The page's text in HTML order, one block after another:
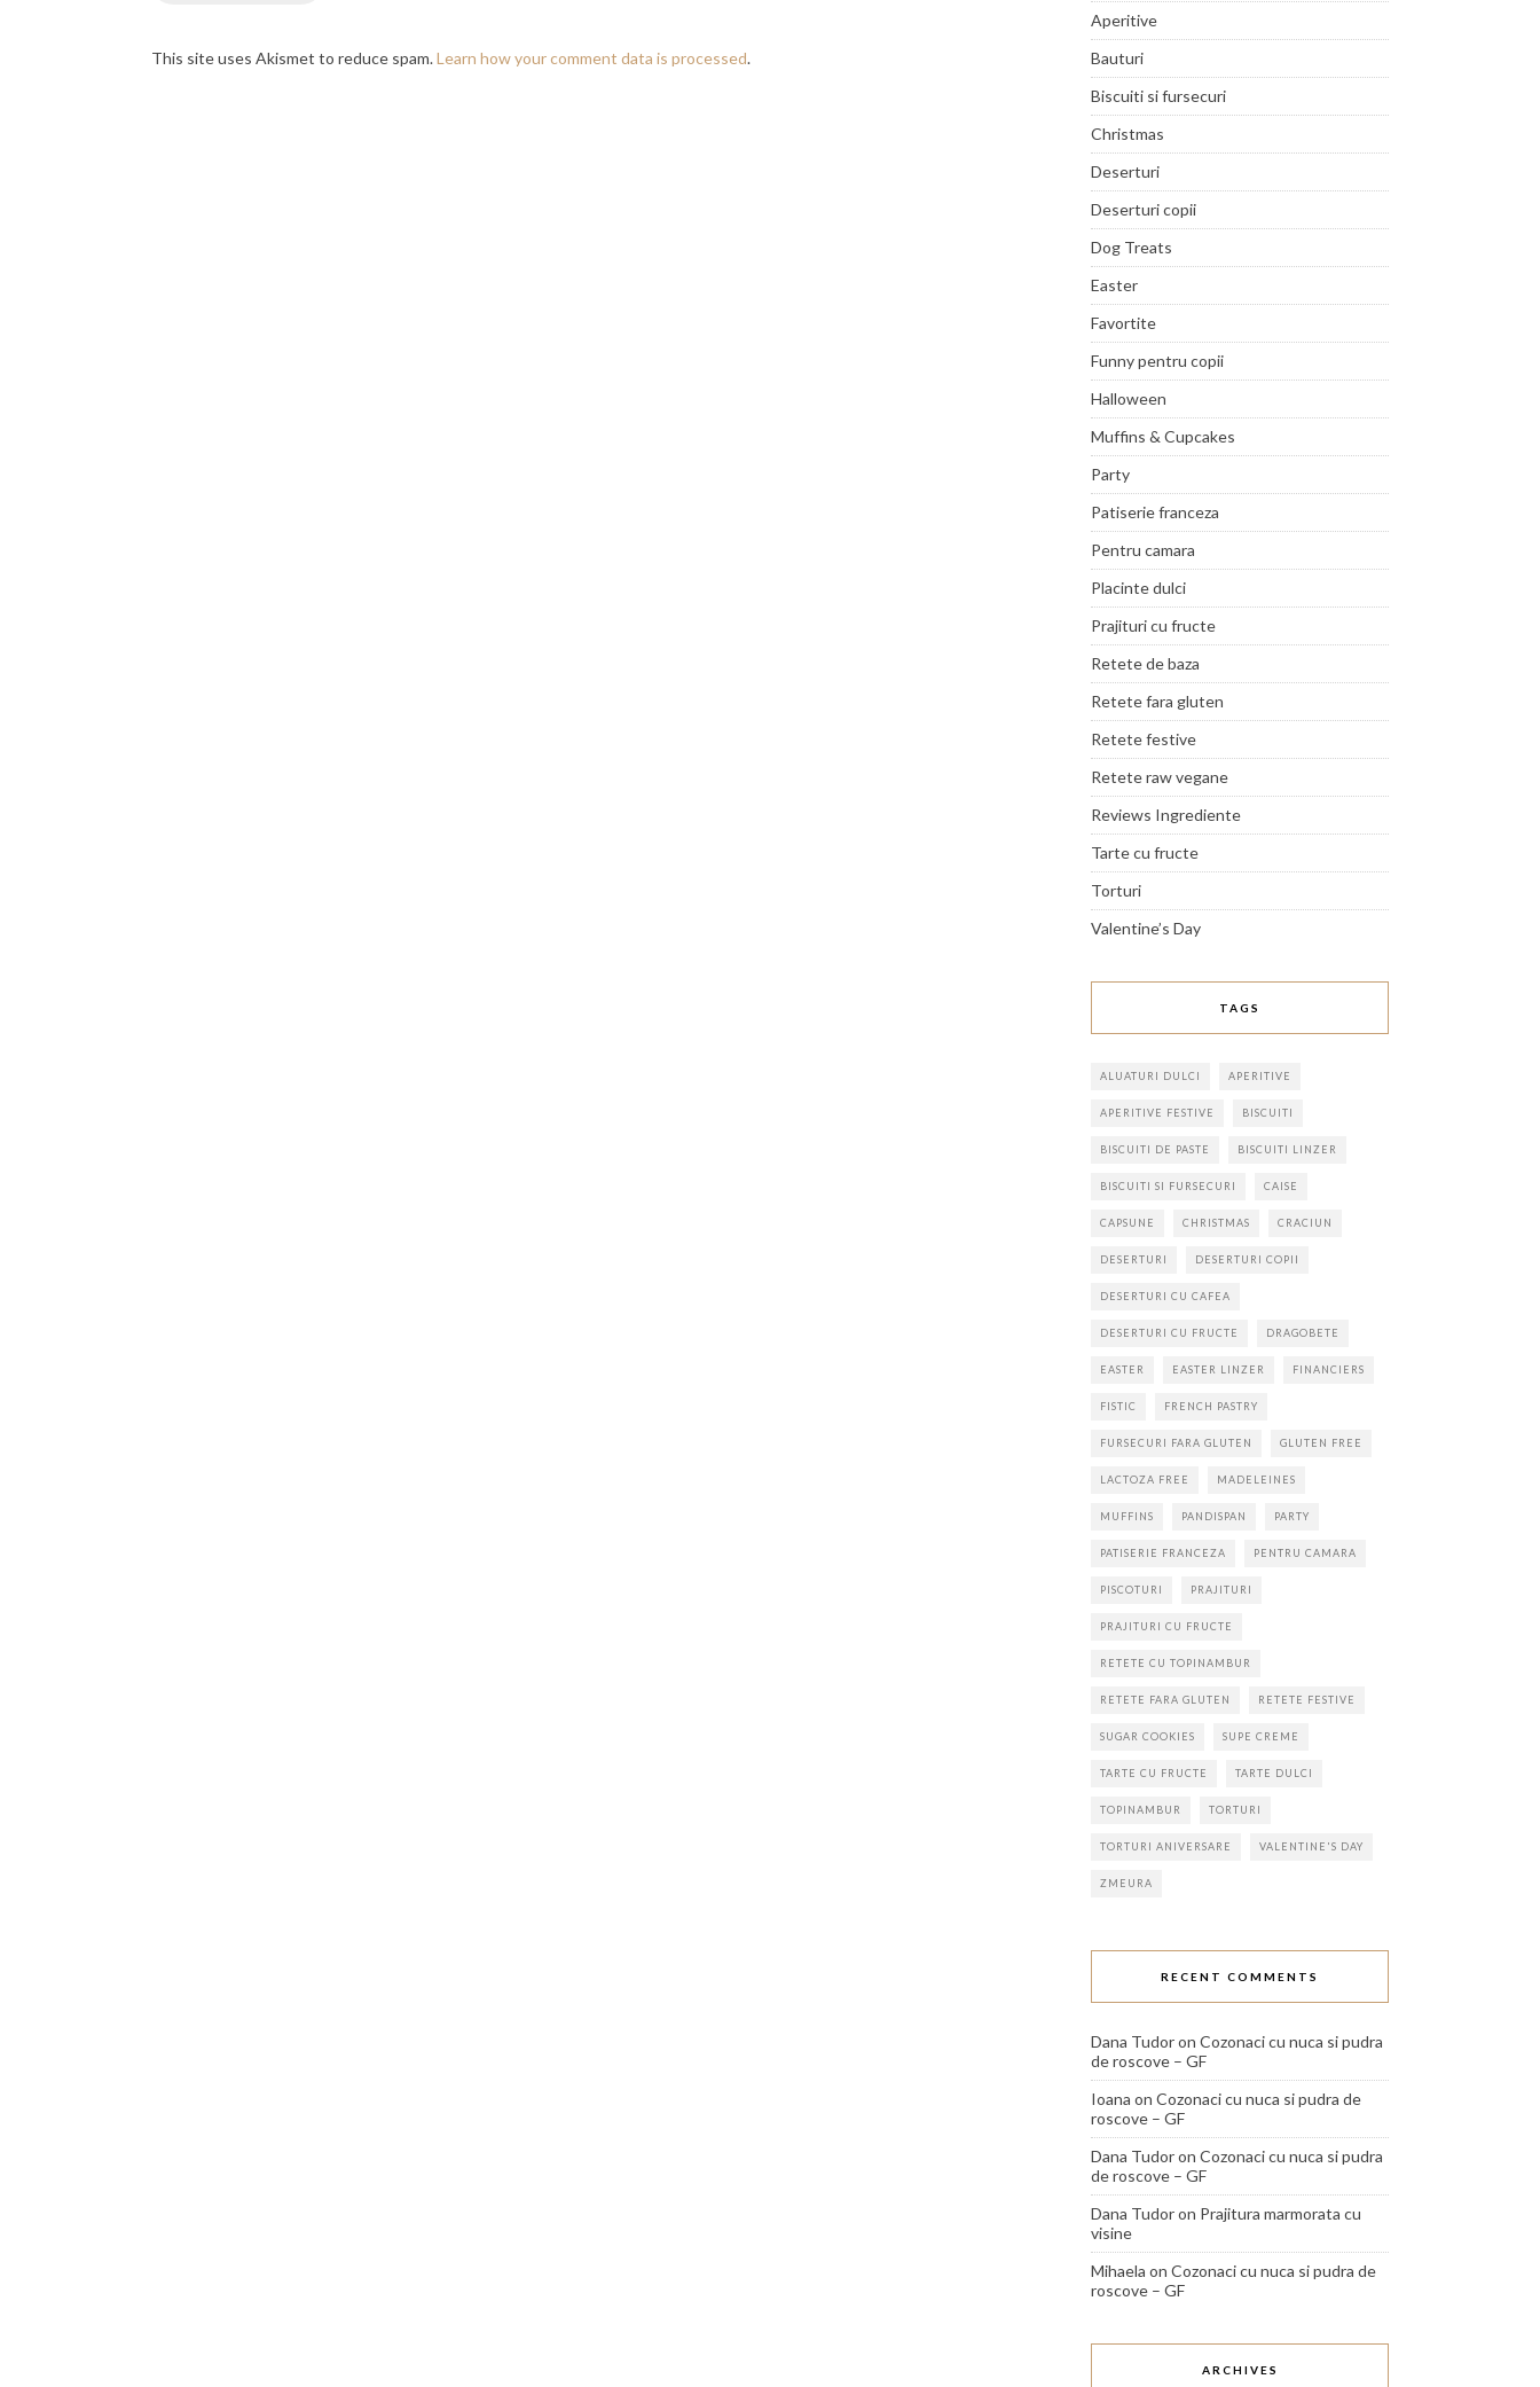
This site uses Akismet to reduce spam.Learn how your comment data is processed.
Aperitive
Bauturi
Biscuiti si fursecuri
Christmas
Deserturi
Deserturi copii
Dog Treats
Easter
Favortite
Funny pentru copii
Halloween
Muffins & Cupcakes
Party
Patiserie franceza
Pentru camara
Placinte dulci
Prajituri cu fructe
Retete de baza
Retete fara gluten
Retete festive
Retete raw vegane
Reviews Ingrediente
Tarte cu fructe
Torturi
Valentine’s Day
TAGS
ALUATURI DULCI APERITIVE
APERITIVE FESTIVE BISCUITI
BISCUITI DE PASTE BISCUITI LINZER
BISCUITI SI FURSECURI CAISE
CAPSUNE CHRISTMAS CRACIUN
DESERTURI DESERTURI COPII
DESERTURI CU CAFEA
DESERTURI CU FRUCTE DRAGOBETE
EASTER EASTER LINZER FINANCIERS
FISTIC FRENCH PASTRY
FURSECURI FARA GLUTEN GLUTEN FREE
LACTOZA FREE MADELEINES
MUFFINS PANDISPAN PARTY
PATISERIE FRANCEZA PENTRU CAMARA
PISCOTURI PRAJITURI
PRAJITURI CU FRUCTE
RETETE CU TOPINAMBUR
RETETE FARA GLUTEN RETETE FESTIVE
SUGAR COOKIES SUPE CREME
TARTE CU FRUCTE TARTE DULCI
TOPINAMBUR TORTURI
TORTURI ANIVERSARE VALENTINE'S DAY
ZMEURA
RECENT COMMENTS
Dana Tudoron Cozonaci cu nuca si pudra
de roscove – GF
Ioana on Cozonaci cu nuca si pudra de
roscove – GF
Dana Tudoron Cozonaci cu nuca si pudra
de roscove – GF
Dana Tudoron Prajitura marmorata cu
visine
Mihaela on Cozonaci cu nuca si pudra de
roscove – GF
ARCHIVES